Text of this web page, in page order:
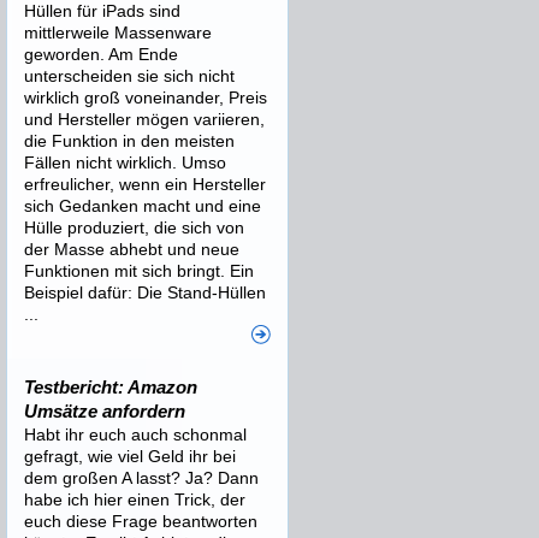
Hüllen für iPads sind
mittlerweile Massenware
geworden. Am Ende
unterscheiden sie sich nicht
wirklich groß voneinander, Preis
und Hersteller mögen variieren,
die Funktion in den meisten
Fällen nicht wirklich. Umso
erfreulicher, wenn ein Hersteller
sich Gedanken macht und eine
Hülle produziert, die sich von
der Masse abhebt und neue
Funktionen mit sich bringt. Ein
Beispiel dafür: Die Stand-Hüllen
Testbericht: Amazon
Umsätze anfordern
Habt ihr euch auch schonmal
gefragt, wie viel Geld ihr bei
dem großen A lasst? Ja? Dann
habe ich hier einen Trick, der
euch diese Frage beantworten